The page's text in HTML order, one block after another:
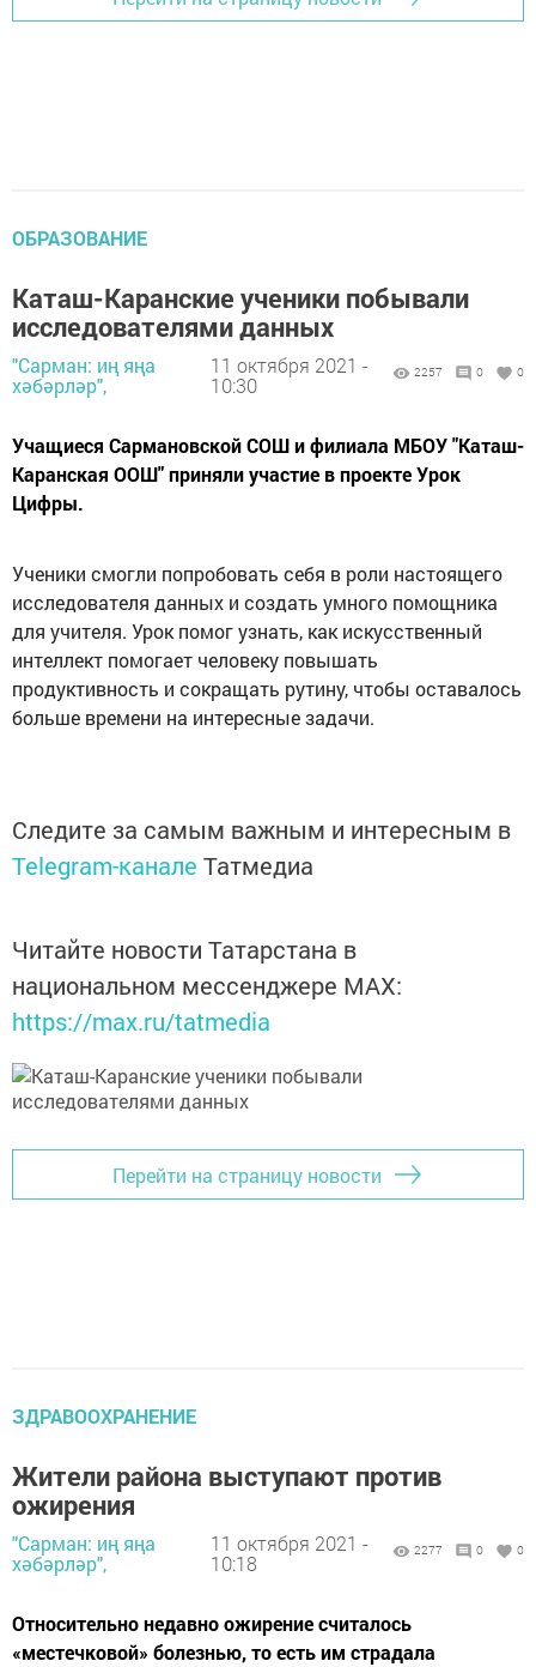
ОБРАЗОВАНИЕ
Каташ-Каранские ученики побывали
исследователями данных
"Сарман: иң яңа
хәбәрләр",
11 октября 2021 -
10:30
2257 0 0
Учащиеся Сармановской СОШ и филиала МБОУ "Каташ-
Каранская ООШ" приняли участие в проекте Урок
Цифры.
Ученики смогли попробовать себя в роли настоящего
исследователя данных и создать умного помощника
для учителя. Урок помог узнать, как искусственный
интеллект помогает человеку повышать
продуктивность и сокращать рутину, чтобы оставалось
больше времени на интересные задачи.
Следите за самым важным и интересным в
Telegram-канале Татмедиа
Читайте новости Татарстана в
национальном мессенджере MАХ:
https://max.ru/tatmedia
Перейти на страницу новости
ЗДРАВООХРАНЕНИЕ
Жители района выступают против
ожирения
"Сарман: иң яңа
хәбәрләр",
11 октября 2021 -
10:18
2277 0 0
Относительно недавно ожирение считалось
«местечковой» болезнью, то есть им страдала